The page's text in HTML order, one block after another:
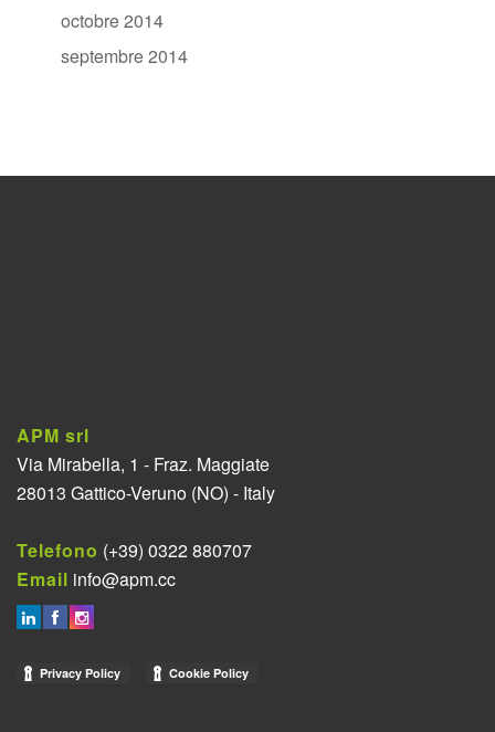
octobre 2014
septembre 2014
APM srl
Via Mirabella, 1 - Fraz. Maggiate
28013 Gattico-Veruno (NO) - Italy
Telefono (+39) 0322 880707
Email info@apm.cc